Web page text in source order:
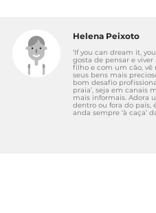
Helena Peixoto
‘If you can dream it,
gosta de pensar e viver
filho e com um cão, vê
seus bens mais
bom desafio
praia’, seja em canais
mais informais. Adora
dentro ou fora do país,
anda sempre ‘à caça’